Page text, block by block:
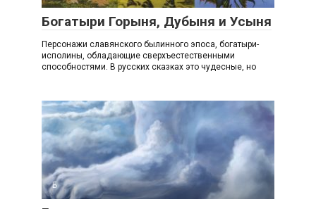
Богатыри Горыня, Дубыня и Усыня
Персонажи славянского былинного эпоса, богатыри-
исполины, обладающие сверхъестественными
способностями. В русских сказках это чудесные, но
Б